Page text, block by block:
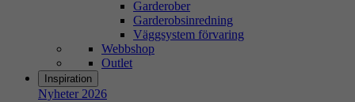
Garderober
Garderobsinredning
Väggsystem förvaring
Webbshop
Outlet
Inspiration
Nyheter 2026